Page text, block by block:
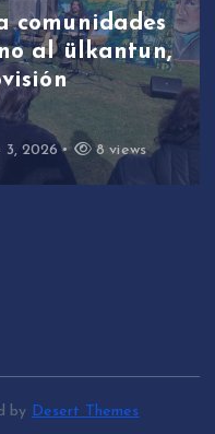
comunidades
al ülkantun,
3, 2026 8 views
by Desert Themes